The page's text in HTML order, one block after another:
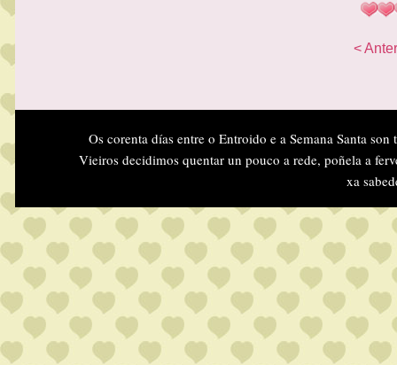
<
Os corenta días entre o Entroido e a Semana Santa
Vieiros decidimos quentar un pouco a rede, poñela a
xa